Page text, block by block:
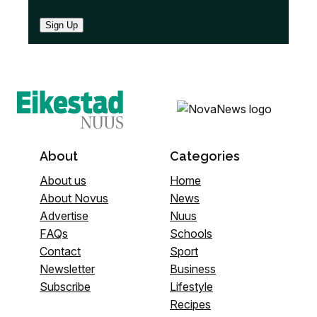
Sign Up
About
About us
About Novus
Advertise
FAQs
Contact
Newsletter
Subscribe
Categories
Home
News
Nuus
Schools
Sport
Business
Lifestyle
Recipes